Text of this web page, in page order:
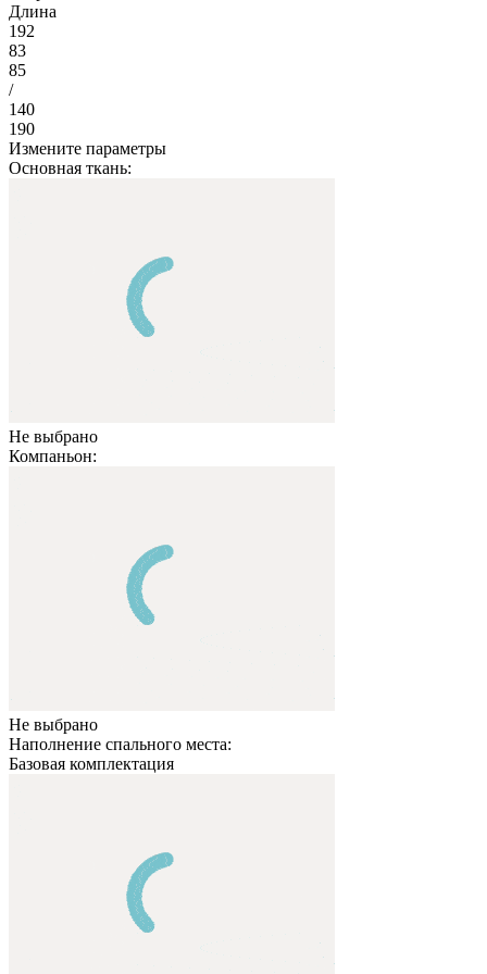
Длина
192
83
85
/
140
190
Измените параметры
Основная ткань:
Не выбрано
Компаньон:
Не выбрано
Наполнение спального места:
Базовая комплектация